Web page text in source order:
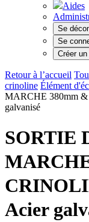
Aides
Se
Se
Créer
Retour à l’accueil
crinoline Élément
MARCHE 380mm
galvanisé
SORTIE
Acier